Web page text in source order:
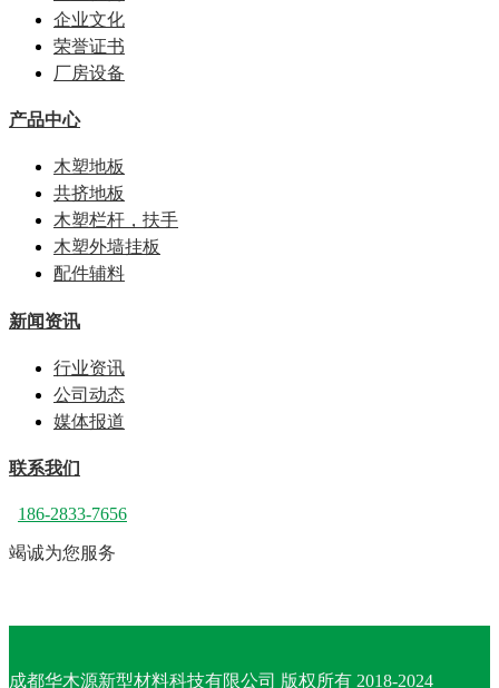
企业文化
荣誉证书
厂房设备
产品中心
木塑地板
共挤地板
木塑栏杆，扶手
木塑外墙挂板
配件辅料
新闻资讯
行业资讯
公司动态
媒体报道
联系我们
186-2833-7656
竭诚为您服务
成都华木源新型材料科技有限公司 版权所有 2018-2024